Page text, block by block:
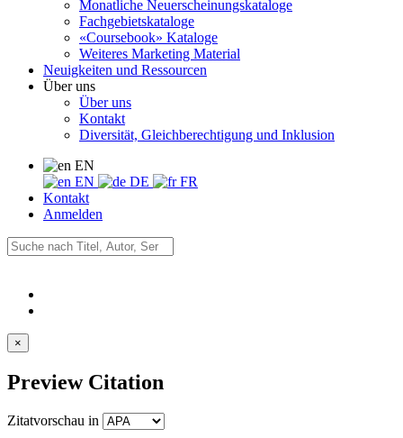
Monatliche Neuerscheinungskataloge
Fachgebietskataloge
«Coursebook» Kataloge
Weiteres Marketing Material
Neuigkeiten und Ressourcen
Über uns
Über uns
Kontakt
Diversität, Gleichberechtigung und Inklusion
EN
EN
DE
FR
Kontakt
Anmelden
×
Preview Citation
Zitatvorschau in